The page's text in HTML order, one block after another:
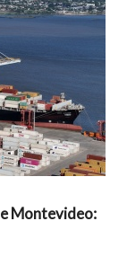
Montevideo: